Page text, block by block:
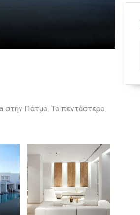
στην Πάτμο. Το πεντάστερο